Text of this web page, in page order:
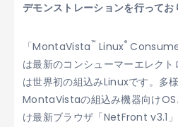
デモンストレーションを行ってお
「MontaVista™ Linux®
は最新のコンシューマーエレク
は世界初の組込みLinuxです。多
MontaVistaの組込み機器向けOS
け最新ブラウザ「NetFront v3.1